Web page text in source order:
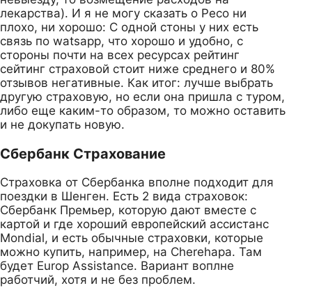
лекарства). И я не могу сказать о Ресо ни
плохо, ни хорошо: С одной стоны у них есть
связь по watsapp, что хорошо и удобно, с
стороны почти на всех ресурсах рейтинг
сейтинг страховой стоит ниже среднего и 80%
отзывов негативные. Как итог: лучше выбрать
другую страховую, но если она пришла с туром,
либо еще каким-то образом, то можно оставить
и не докупать новую.
Сбербанк Страхование
Страховка от Сбербанка вполне подходит для
поездки в Шенген. Есть 2 вида страховок:
Сбербанк Премьер, которую дают вместе с
картой и где хороший европейский ассистанс
Mondial, и есть обычные страховки, которые
можно купить, например, на Cherehapa. Там
будет Europ Assistance. Вариант воплне
работчий, хотя и не без проблем.